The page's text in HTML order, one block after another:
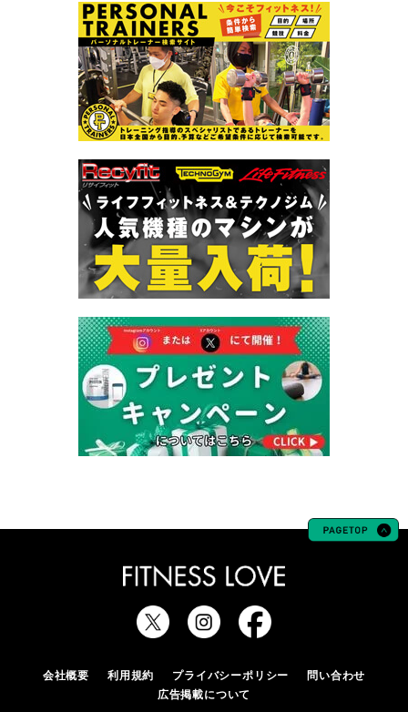
会社概要 利用規約 プライバシーポリシー
問い合わせ
広告掲載について